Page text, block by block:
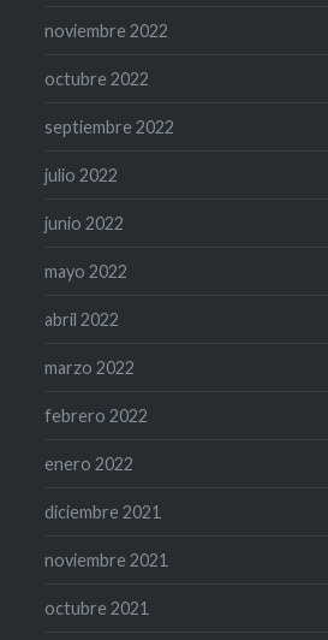
noviembre 2022
octubre 2022
septiembre 2022
julio 2022
junio 2022
mayo 2022
abril 2022
marzo 2022
febrero 2022
enero 2022
diciembre 2021
noviembre 2021
octubre 2021